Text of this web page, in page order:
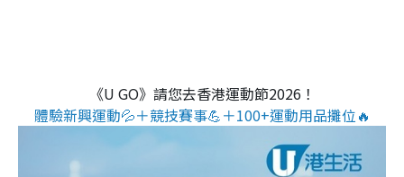
《U GO》請您去香港運動節2026！
體驗新興運動💦＋競技賽事💪＋100+運動用品攤位🔥